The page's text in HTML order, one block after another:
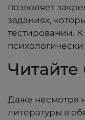
позволяет
заданиях,
тестировании.
психологически
Даже несмотря
литературы в